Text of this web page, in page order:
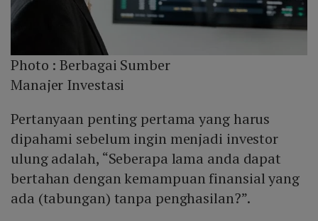
Photo :Berbagai Sumber
Manajer Investasi
Pertanyaan penting pertama yang harus
dipahami sebelum ingin menjadi investor
ulung adalah, “Seberapa lama anda dapat
bertahan dengan kemampuan finansial yang
ada (tabungan) tanpa penghasilan?”.